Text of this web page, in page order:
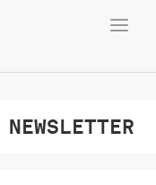
NEWSLETTER